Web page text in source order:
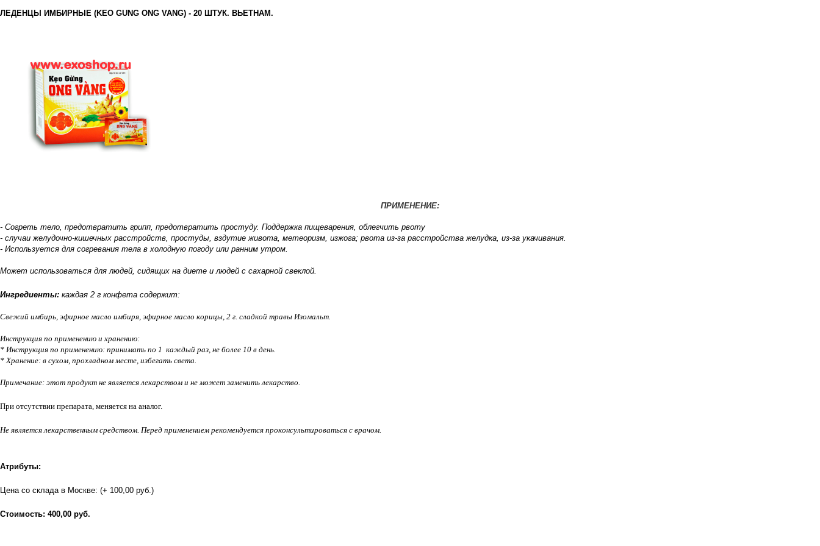
ЛЕДЕНЦЫ ИМБИРНЫЕ (KEO GUNG ONG VANG) - 20 ШТУК. ВЬЕТНАМ.
ПРИМЕНЕНИЕ:
- Согреть тело, предотвратить грипп, предотвратить простуду. Поддержка пищеварения, облегчить рвоту
- случаи желудочно-кишечных расстройств, простуды, вздутие живота, метеоризм, изжога; рвота из-за расстройства желудка, из-за укачивания.
- Используется для согревания тела в холодную погоду или ранним утром.
Может использоваться для людей, сидящих на диете и людей с сахарной свеклой.
Ингредиенты: каждая 2 г конфета содержит:
Свежий имбирь, эфирное масло имбиря, эфирное масло корицы, 2 г. сладкой травы Изомальт.
Инструкция по применению и хранению:
* Инструкция по применению: принимать по 1 каждый раз, не более 10 в день.
* Хранение: в сухом, прохладном месте, избегать света.
Примечание: этот продукт не является лекарством и не может заменить лекарство.
При отсутствии препарата, меняется на аналог.
Не является лекарственным средством. Перед применением рекомендуется проконсультироваться с врачом.
Атрибуты:
Цена со склада в Москве: (+ 100,00 руб.)
Стоимость: 400,00 руб.